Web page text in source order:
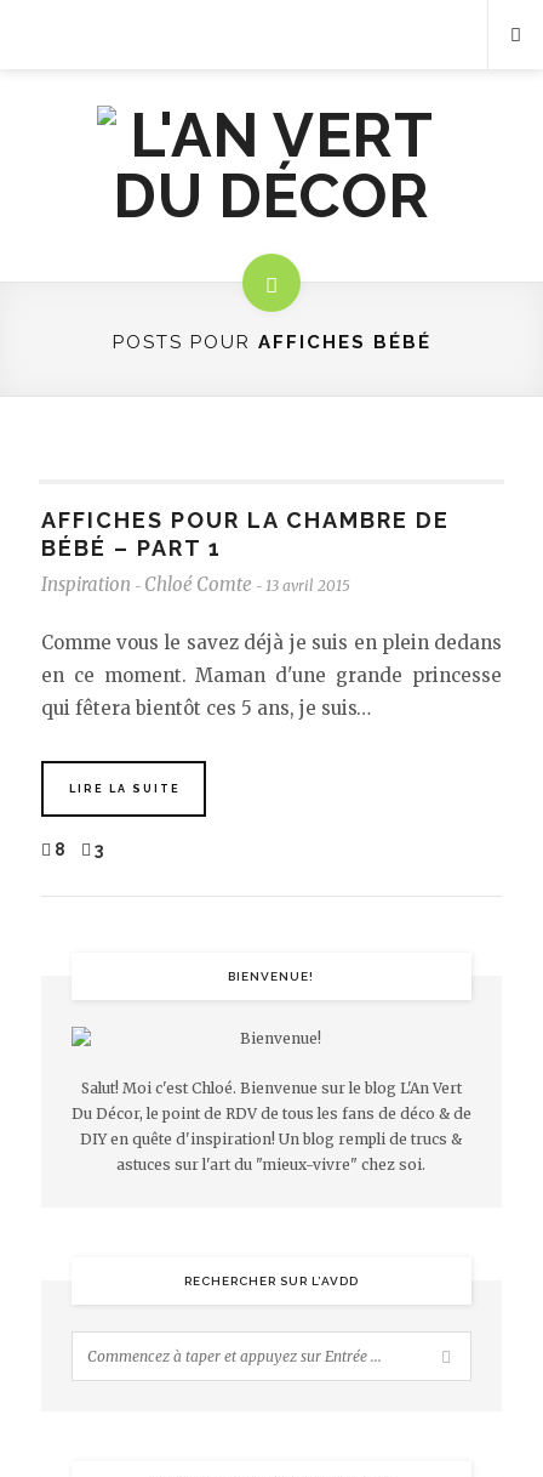
POSTS POUR AFFICHES BÉBÉ
AFFICHES POUR LA CHAMBRE DE
BÉBÉ – PART 1
Inspiration - Chloé Comte - 13 avril 2015
Comme vous le savez déjà je suis en plein dedans
en ce moment. Maman d'une grande princesse
qui fêtera bientôt ces 5 ans, je suis…
LIRE LA SUITE
8 3
BIENVENUE!
Salut! Moi c'est Chloé. Bienvenue sur le blog L'An Vert
Du Décor, le point de RDV de tous les fans de déco & de
DIY en quête d'inspiration! Un blog rempli de trucs &
astuces sur l'art du "mieux-vivre" chez soi.
RECHERCHER SUR L’AVDD